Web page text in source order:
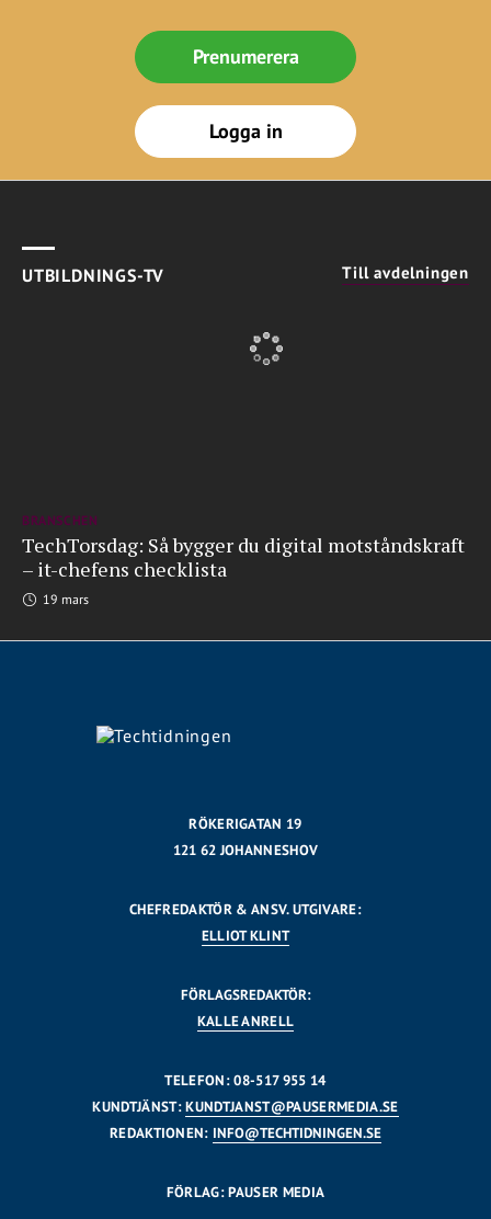
Prenumerera
Logga in
UTBILDNINGS-TV Till avdelningen
BRANSCHEN
TechTorsdag: Så bygger du digital motståndskraft
– it-chefens checklista
19 mars
RÖKERIGATAN 19
121 62 JOHANNESHOV
CHEFREDAKTÖR & ANSV. UTGIVARE:
ELLIOT KLINT
FÖRLAGSREDAKTÖR:
KALLE ANRELL
TELEFON: 08-517 955 14
KUNDTJÄNST:KUNDTJANST@PAUSERMEDIA.SE
REDAKTIONEN: INFO@TECHTIDNINGEN.SE
FÖRLAG: PAUSER MEDIA